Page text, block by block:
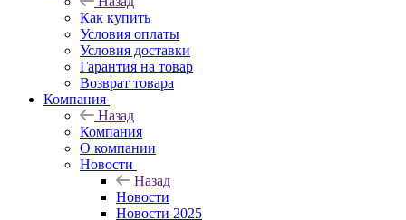
Как купить
Условия оплаты
Условия доставки
Гарантия на товар
Возврат товара
Компания
Назад
Компания
О компании
Новости
Назад
Новости
Новости 2025